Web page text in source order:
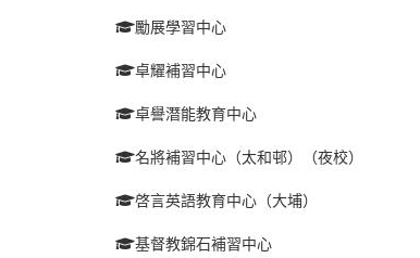
勵展學習中心
卓耀補習中心
卓譽潛能教育中心
名將補習中心（太和邨）（夜校）
啓言英語教育中心（大埔）
基督教錦石補習中心